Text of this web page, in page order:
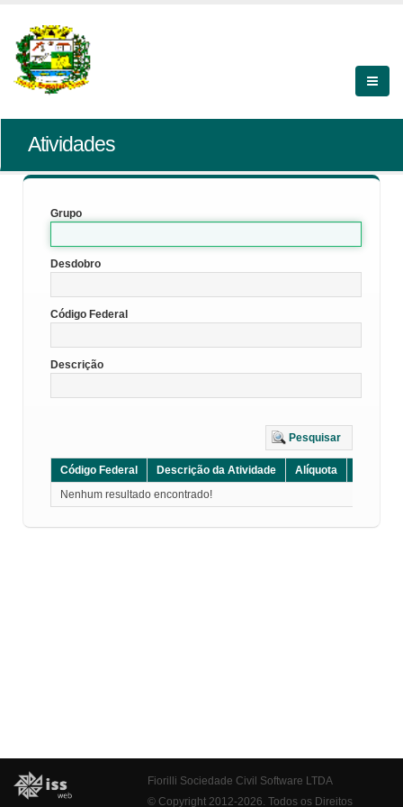
Atividades
Grupo
Desdobro
Código Federal
Descrição
Pesquisar
Código Federal Descrição da Atividade Alíquota
Nenhum resultado encontrado!
Fiorilli Sociedade Civil Software LTDA
© Copyright 2012-2026. Todos os Direitos